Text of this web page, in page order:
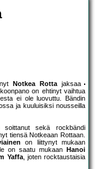
Notkea Rottajaksaa
on ehtinyt vaihtua
ei ole luovuttu. Bändin
ja kuuluisiksi nousseilla
soittanut sekä rockbändi
tiensä Notkeaan Rottaan.
on liittynyt mukaan
on saatu mukaan
Hanoi
Yaffa, joten rocktaustaisia